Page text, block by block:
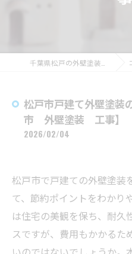
松戸市戸建て外壁塗装
市 外壁塗装 工事】
2026/02/04
松戸市で戸建ての外壁塗装
て、節約ポイントをわかり
は住宅の美観を保ち、耐久
スですが、費用もかかるた